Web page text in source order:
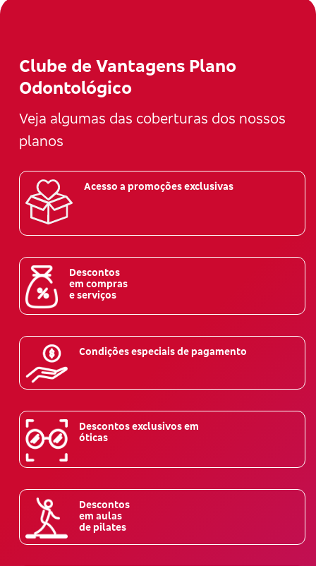
Clube de Vantagens Plano
Odontológico
Veja algumas das coberturas dos nossos
planos
Acesso a promoções exclusivas
Descontos
em compras
e serviços
Condições especiais de pagamento
Descontos exclusivos em
óticas
Descontos
em aulas
de pilates